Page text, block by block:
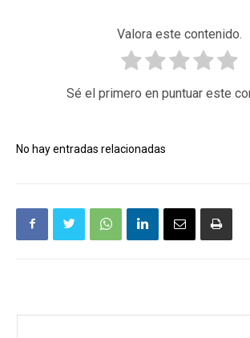
Valora este contenido.
Sé el primero en puntuar este
No hay entradas relacionadas